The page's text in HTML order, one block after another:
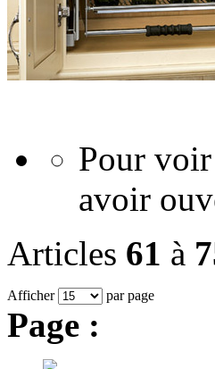
Pour
avoir
Articles 61 à
Afficher par page
Page :